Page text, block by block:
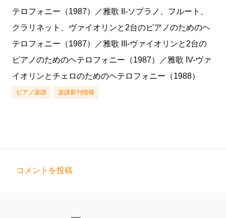
テロフォニー（1987）／雅歌 II-ソプラノ、フルート、
クラリネット、ヴァイオリンと2台のピアノのためのヘ
テロフォニー（1987）／雅歌 III-ヴァイオリンと2台の
ピアノのためのヘテロフォニー（1987）／雅歌 IV-ヴァ
イオリンとチェロのためのヘテロフォニー（1988）
ピアノ楽譜 楽譜新刊情報
コメントを投稿